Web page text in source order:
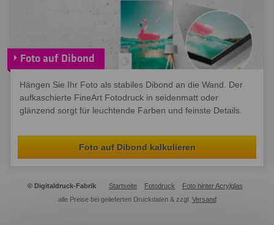
Foto auf Dibond
Hängen Sie Ihr Foto als stabiles Dibond an die Wand. Der
aufkaschierte FineArt Fotodruck in seidenmatt oder
glänzend sorgt für leuchtende Farben und feinste Details.
Foto auf Dibond kalkulieren
© Digitaldruck-Fabrik Startseite Fotodruck
Foto hinter Acrylglas
alle Preise bei gelieferten Druckdaten & zzgl. Versand